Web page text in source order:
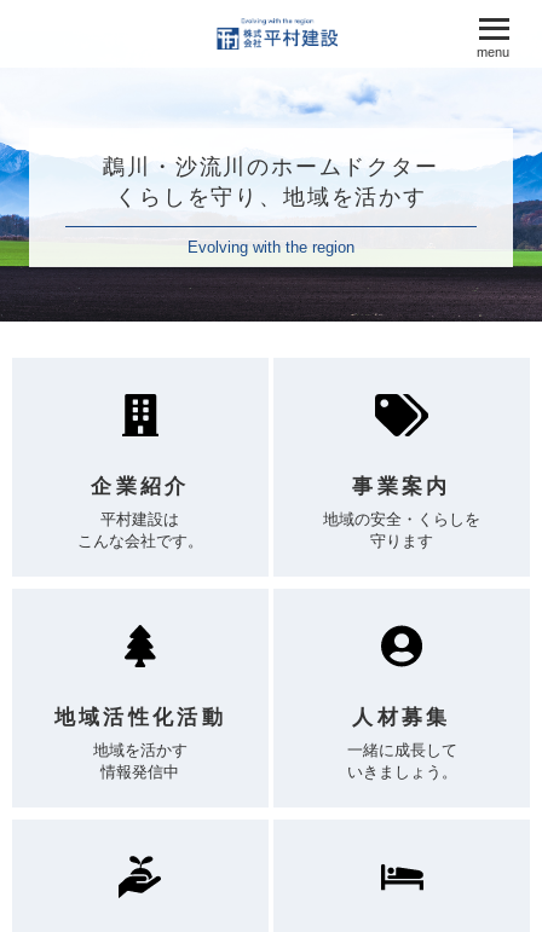
menu
鵡川・沙流川のホームドクター
くらしを守り、地域を活かす
Evolving with the region
企業紹介
平村建設は
こんな会社です。
事業案内
地域の安全・くらしを
守ります
地域活性化活動
地域を活かす
情報発信中
人材募集
一緒に成長して
いきましょう。